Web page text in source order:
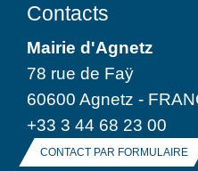
Contacts
Mairie d'Agnetz
78 rue de Faÿ
60600 Agnetz -
+33 3 44 68 23 00
CONTACT PAR FORMULAIRE